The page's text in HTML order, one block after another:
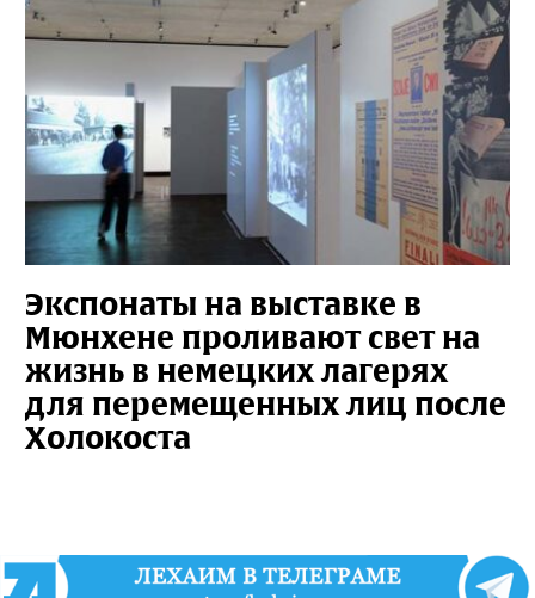
Экспонаты на выставке в
Мюнхене проливают свет на
жизнь в немецких лагерях
для перемещенных лиц после
Холокоста